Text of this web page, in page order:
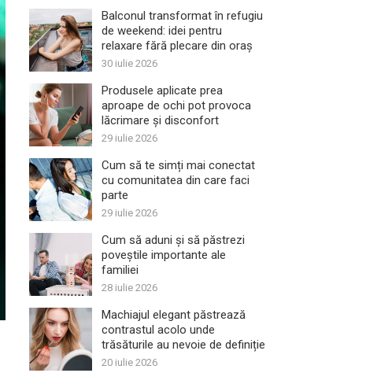
Balconul transformat în refugiu
de weekend: idei pentru
relaxare fără plecare din oraș
30 iulie 2026
Produsele aplicate prea
aproape de ochi pot provoca
lăcrimare și disconfort
29 iulie 2026
Cum să te simți mai conectat
cu comunitatea din care faci
parte
29 iulie 2026
Cum să aduni și să păstrezi
poveștile importante ale
familiei
28 iulie 2026
Machiajul elegant păstrează
contrastul acolo unde
trăsăturile au nevoie de definiție
20 iulie 2026